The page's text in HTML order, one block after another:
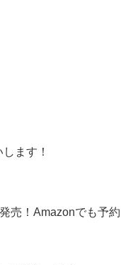
ます！
売！Amazonでも予約